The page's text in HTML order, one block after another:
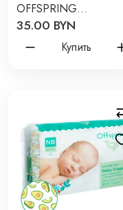
OFFSPRING
NEWBORN 2-4 КГ 26
ШТ ЦВЕТ: АВОКАДО
35.00 BYN
Купить